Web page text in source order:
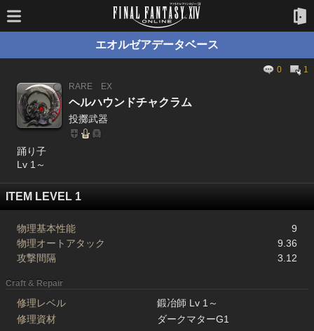
エオルゼアデータベース
0
1
RARE
EX
ヘルハウンドチャクラム
投擲武器
踊り子
Lv 1～
ITEM LEVEL 1
物理基本性能
9
物理オートアタック
9.36
攻撃間隔
3.12
Craft & Repair
修理レベル
鍛冶師 Lv 1～
修理資材
ダークマターG1